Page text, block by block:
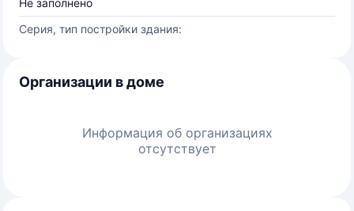
Не заполнено
Серия, тип постройки здания:
Организации в доме
Информация об организациях
отсутствует